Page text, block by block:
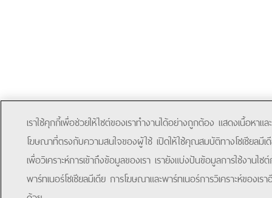
เราใช้คุกกี้เพื่อช่วยให้ไซต์ของเราทำงานได้อย่างถูกต้อง แสดงเนื้อหาและ
โฆษณาที่ตรงกับความสนใจของผู้ใช้ เปิดให้ใช้คุณสมบัติทางโซเชียลมีเ
เพื่อวิเคราะห์การเข้าถึงข้อมูลของเรา เรายังแบ่งปันข้อมูลการใช้งานไซ
พาร์ทเนอร์โซเชียลมีเดีย การโฆษณาและพาร์ทเนอร์การวิเคราะห์ของเร